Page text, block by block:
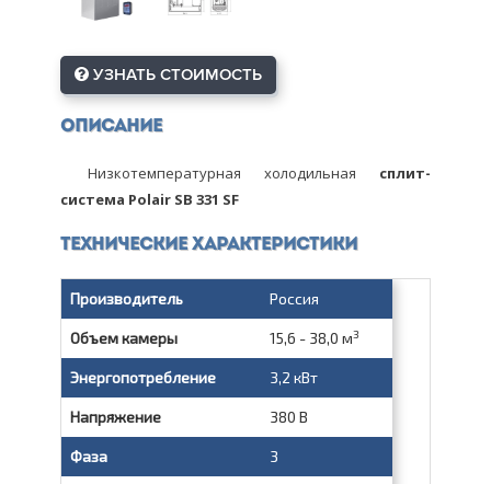
УЗНАТЬ СТОИМОСТЬ
Описание
Низкотемпературная холодильная сплит-
система Polair SB 331 SF
Технические характеристики
Производитель Россия
Объем камеры 15,6 - 38,0 м3
Энергопотребление 3,2 кВт
Напряжение 380 В
Фаза 3